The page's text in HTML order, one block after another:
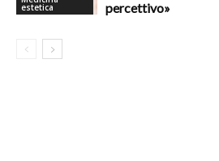
estetica
percettivo»